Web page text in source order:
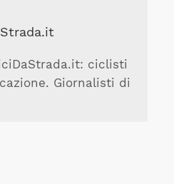
ciclisti
Giornalisti di